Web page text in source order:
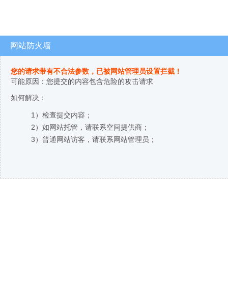
网站防火墙
您的请求带有不合法参数，已被网站管理员设置拦截！
可能原因：您提交的内容包含危险的攻击请求
如何解决：
1）检查提交内容；
2）如网站托管，请联系空间提供商；
3）普通网站访客，请联系网站管理员；